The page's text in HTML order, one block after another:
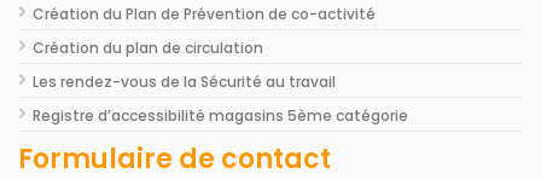
Création du Plan de Prévention de co-activité
Création du plan de circulation
Les rendez-vous de la Sécurité au travail
Registre d’accessibilité magasins 5ème catégorie
Formulaire de contact